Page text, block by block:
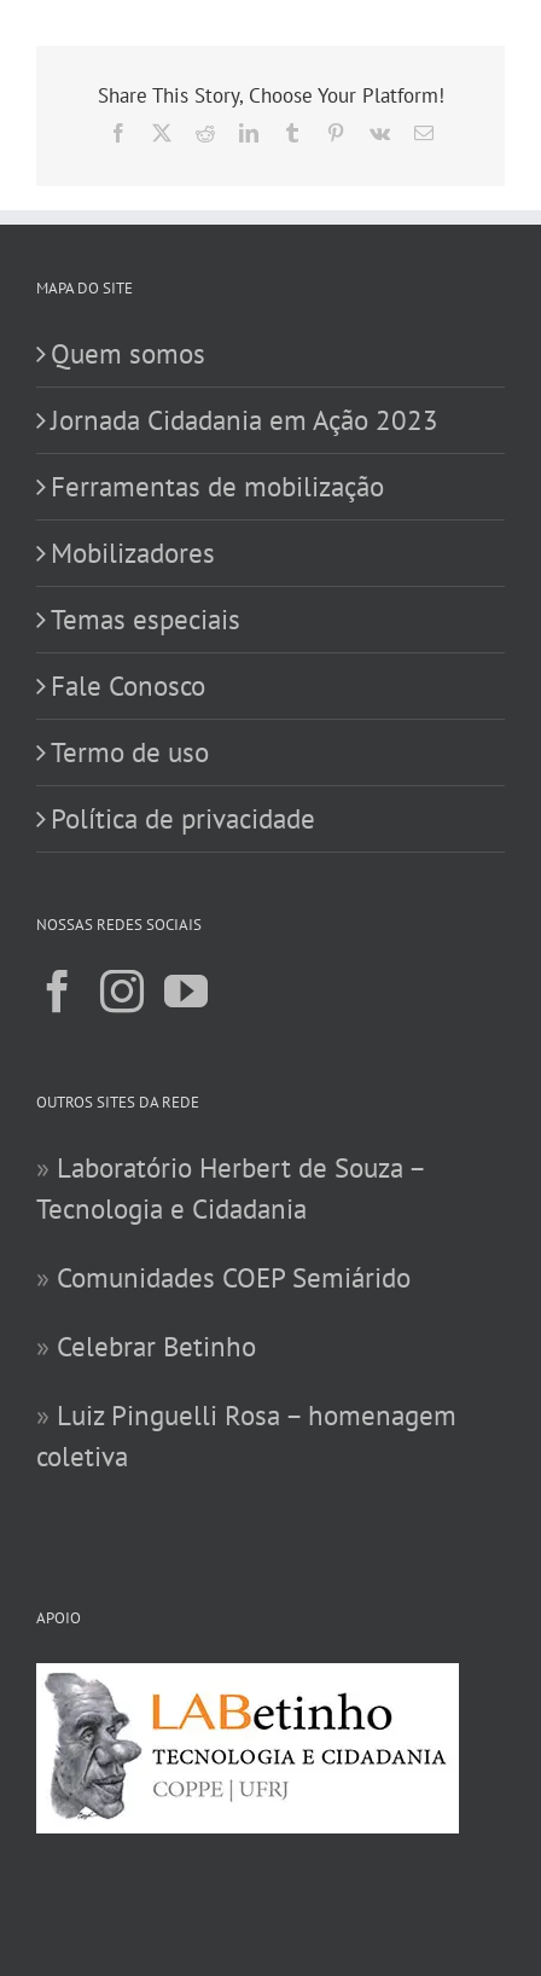
Share This Story, Choose Your Platform!
Facebook RedditLinkedInTumblr Pinterest
Vk
E-
MAPA DO SITE
Quem somos
Jornada Cidadania em Ação 2023
Ferramentas de mobilização
Mobilizadores
Temas especiais
Fale Conosco
Termo de uso
Política de privacidade
NOSSAS REDES SOCIAIS
OUTROS SITES DA REDE
» Laboratório Herbert de Souza –
Tecnologia e Cidadania
» Comunidades COEP Semiárido
» Celebrar Betinho
» Luiz Pinguelli Rosa – homenagem
coletiva
APOIO